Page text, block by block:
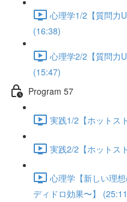
心理学1/2【質問力
(16:38)
心理学2/2【質問力
(15:47)
Program 57
実践1/2【ホットス
実践2/2【ホットス
心理学【新しい理
ディドロ効果〜】